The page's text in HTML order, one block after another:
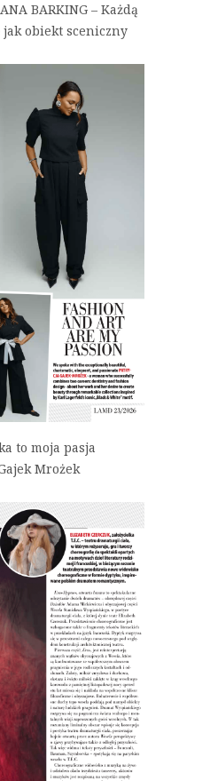
BARKING – Każdą
obiekt sceniczny
to moja pasja
Mrożek